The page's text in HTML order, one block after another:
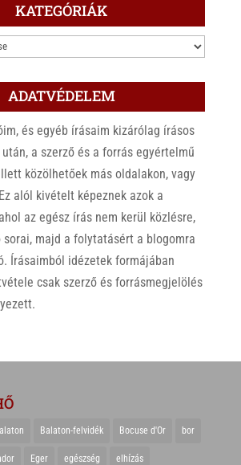
KATEGÓRIÁK
ADATVÉDELEM
és egyéb írásaim kizárólag írásos
a szerző és a forrás egyértelmű
közölhetőek más oldalakon, vagy
alól kivételt képeznek azok a
az egész írás nem kerül közlésre,
sorai, majd a folytatásért a blogomra
Írásaimból idézetek formájában
csak szerző és forrásmegjelölés
Balaton-felvidék Bocuse d'Or bor
Eger egészség elhízás